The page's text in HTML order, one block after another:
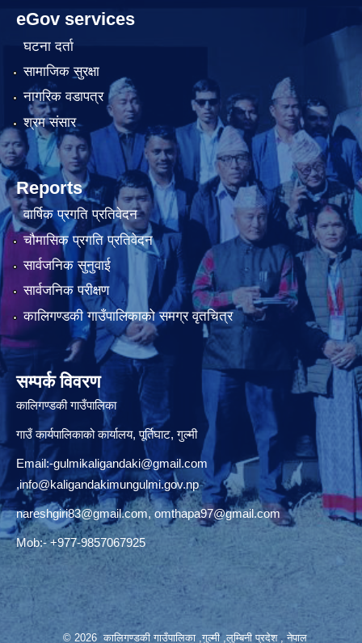
eGov services
घटना दर्ता
सामाजिक सुरक्षा
नागरिक वडापत्र
श्रम संसार
Reports
वार्षिक प्रगति प्रतिवेदन
चौमासिक प्रगति प्रतिवेदन
सार्वजनिक सुनुवाई
सार्वजनिक परीक्षण
कालिगण्डकी गाउँपालिकाको समग्र वृतचित्र
सम्पर्क विवरण
कालिगण्डकी गाउँपालिका
गाउँ कार्यपालिकाको कार्यालय, पूर्तिघाट, गुल्मी
Email:-gulmikaligandaki@gmail.com
,info@kaligandakimungulmi.gov.np
nareshgiri83@gmail.com,omthapa97@gmail.com
Mob:- +977-9857067925
© 2026 कालिगण्डकी गाउँपालिका ,गुल्मी ,लुम्बिनी प्रदेश , नेपाल